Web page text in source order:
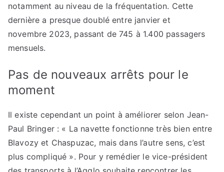
notamment au niveau de la fréquentation. Cette
dernière a presque doublé entre janvier et
novembre 2023, passant de 745 à 1.400 passagers
mensuels.
Pas de nouveaux arrêts pour le
moment
Il existe cependant un point à améliorer selon Jean-
Paul Bringer : « La navette fonctionne très bien entre
Blavozy et Chaspuzac, mais dans l’autre sens, c’est
plus compliqué ». Pour y remédier le vice-président